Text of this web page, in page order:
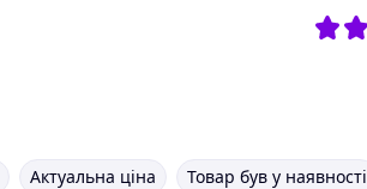
Актуальна ціна
Товар був у наявності